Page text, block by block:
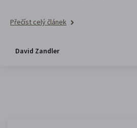
Přečíst celý článek
David Zandler